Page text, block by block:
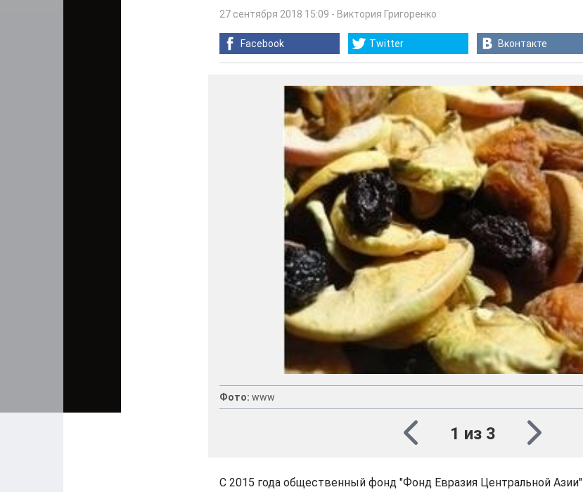
27 сентября 2018 15:09 - Виктория Григоренко
Facebook Twitter Вконтакте
Фото: www
1 из 3
C 2015 года общественный фонд "Фонд Евразия Центральной Азии"